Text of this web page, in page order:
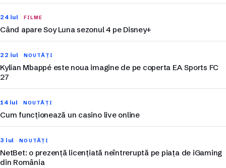
24 iul FILME
Când apare Soy Luna sezonul 4 pe Disney+
22 iul NOUTĂȚI
Kylian Mbappé este noua imagine de pe coperta EA Sports FC
27
14 iul NOUTĂȚI
Cum funcționează un casino live online
3 iul NOUTĂȚI
NetBet: o prezență licențiată neîntreruptă pe piața de iGaming
din România